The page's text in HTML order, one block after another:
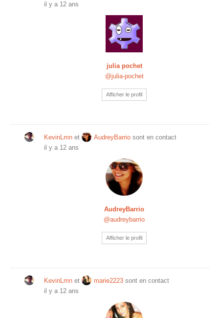
il y a 12 ans
julia pochet
@julia-pochet
Afficher le profil
KevinLmn et AudreyBarrio sont en contact
il y a 12 ans
AudreyBarrio
@audreybarrio
Afficher le profil
KevinLmn et marie2223 sont en contact
il y a 12 ans